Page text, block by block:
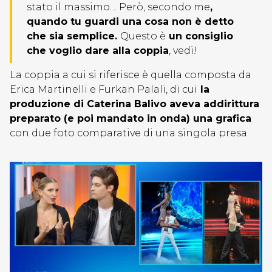
stato il massimo… Però, secondo me,
quando tu guardi una cosa non è detto
che sia semplice. Questo è un consiglio
che voglio dare alla coppia, vedi!
La coppia a cui si riferisce è quella composta da
Erica Martinelli e Furkan Palali, di cui la
produzione di Caterina Balivo aveva addirittura
preparato (e poi mandato in onda) una grafica
con due foto comparative di una singola presa.